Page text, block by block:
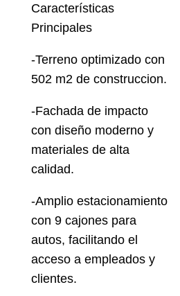
Características
Principales
-Terreno optimizado con
502 m2 de construccion.
-Fachada de impacto
con diseño moderno y
materiales de alta
calidad.
-Amplio estacionamiento
con 9 cajones para
autos, facilitando el
acceso a empleados y
clientes.